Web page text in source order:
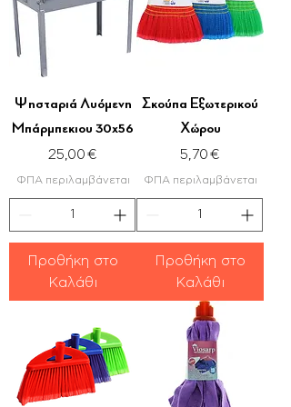
Ψησταριά Λυόμενη
Μπάρμπεκιου 30x56
Τιμή
25,00 €
ΦΠΑ περιλαμβάνεται
Προθήκη στο
Καλάθι
Σκούπα Εξωτερικού
Χώρου
Τιμή
5,70 €
ΦΠΑ περιλαμβάνεται
Προθήκη στο
Καλάθι